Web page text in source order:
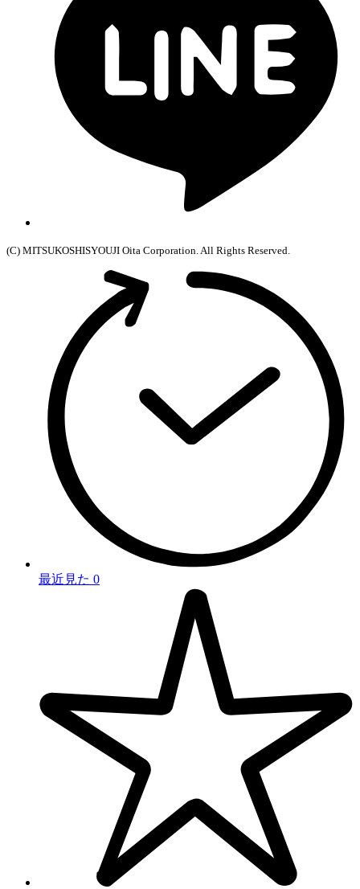
(C) MITSUKOSHISYOUJI Oita Corporation. All Rights Reserved.
最近見た 0